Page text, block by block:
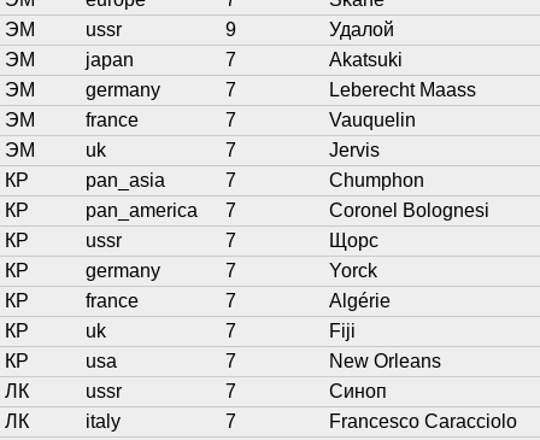
ЭМ
ussr 9
Удалой
ЭМ
japan 7
Akatsuki
ЭМ
germany 7
Leberecht Maass
ЭМ
france 7
Vauquelin
ЭМ
uk 7
Jervis
КР
pan_asia 7
Chumphon
КР
pan_america 7
Coronel Bolognesi
КР
ussr 7
Щорс
КР
germany 7
Yorck
КР
france 7
Algérie
КР
uk 7
Fiji
КР
usa 7
New Orleans
ЛК
ussr 7
Синоп
ЛК
italy 7
Francesco Caracciolo